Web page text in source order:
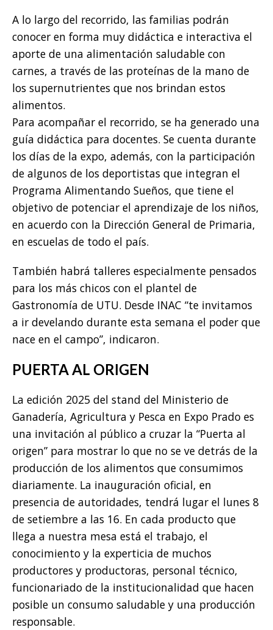
A lo largo del recorrido, las familias podrán
conocer en forma muy didáctica e interactiva el
aporte de una alimentación saludable con
carnes, a través de las proteínas de la mano de
los supernutrientes que nos brindan estos
alimentos.
Para acompañar el recorrido, se ha generado una
guía didáctica para docentes. Se cuenta durante
los días de la expo, además, con la participación
de algunos de los deportistas que integran el
Programa Alimentando Sueños, que tiene el
objetivo de potenciar el aprendizaje de los niños,
en acuerdo con la Dirección General de Primaria,
en escuelas de todo el país.
También habrá talleres especialmente pensados
para los más chicos con el plantel de
Gastronomía de UTU. Desde INAC “te invitamos
a ir develando durante esta semana el poder que
nace en el campo”, indicaron.
PUERTA AL ORIGEN
La edición 2025 del stand del Ministerio de
Ganadería, Agricultura y Pesca en Expo Prado es
una invitación al público a cruzar la “Puerta al
origen” para mostrar lo que no se ve detrás de la
producción de los alimentos que consumimos
diariamente. La inauguración oficial, en
presencia de autoridades, tendrá lugar el lunes 8
de setiembre a las 16. En cada producto que
llega a nuestra mesa está el trabajo, el
conocimiento y la experticia de muchos
productores y productoras, personal técnico,
funcionariado de la institucionalidad que hacen
posible un consumo saludable y una producción
responsable.